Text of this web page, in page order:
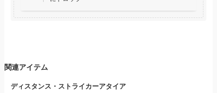
関連アイテム
ディスタンス・ストライカーアタイア